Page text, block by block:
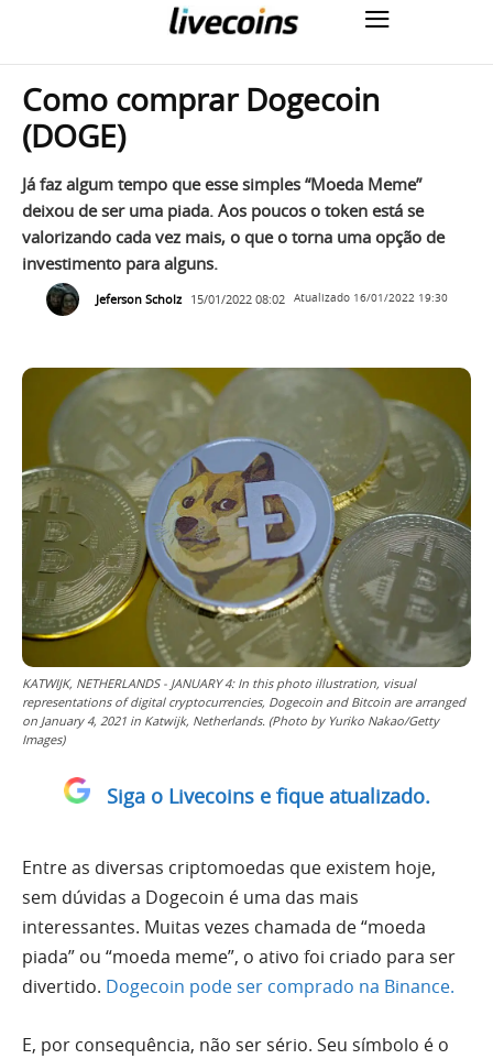
Como comprar Dogecoin
(DOGE)
Já faz algum tempo que esse simples “Moeda Meme”
deixou de ser uma piada. Aos poucos o token está se
valorizando cada vez mais, o que o torna uma opção de
investimento para alguns.
Jeferson Scholz 15/01/2022 08:02 Atualizado 16/01/2022 19:30
KATWIJK, NETHERLANDS - JANUARY 4: In this photo illustration, visual
representations of digital cryptocurrencies, Dogecoin and Bitcoin are arranged
on January 4, 2021 in Katwijk, Netherlands. (Photo by Yuriko Nakao/Getty
Images)
Siga o Livecoins e fique atualizado.
Entre as diversas criptomoedas que existem hoje,
sem dúvidas a Dogecoin é uma das mais
interessantes. Muitas vezes chamada de “moeda
piada” ou “moeda meme”, o ativo foi criado para ser
divertido. Dogecoin pode ser comprado na Binance.
E, por consequência, não ser sério. Seu símbolo é o